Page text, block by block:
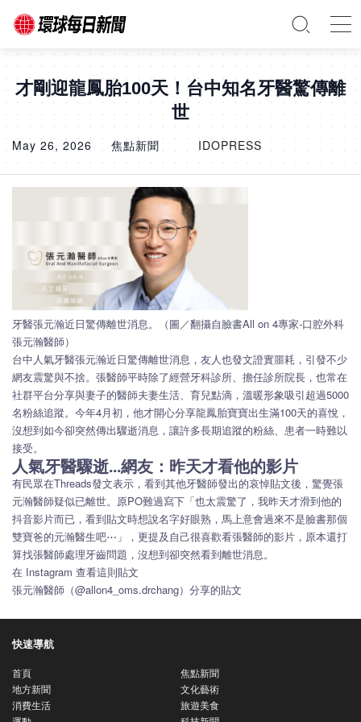
才剛迎龍鳳胎100天！台中知名牙醫驚傳離
世
May 26, 2026 焦點新聞 IDOPRESS
牙醫張元瀚近日驚傳離世消息。（圖／翻攝自臉書All on 4專家-口腔外科
張元瀚醫師）
台中人氣牙醫張元瀚近日驚傳離世消息，友人也發文證實噩耗，引發不少
網友震驚與不捨。張醫師平時除了經營牙科診所、擔任診所院長，也常在
社群平台分享與妻子的醫師夫妻生活、育兒點滴，溫暖形象吸引超過5000
名粉絲追蹤。今年4月初，他才開心分享龍鳳胎寶寶出生滿100天的喜悅，
沒想到如今卻突然傳出驟逝消息，讓許多長期追蹤的粉絲、患者一時難以
接受。
人氣牙醫驟逝...網友：昨天才看他的影片
有民眾在Threads發文表示，看到其他牙醫師發出的哀悼貼文後，驚覺張
元瀚醫師疑似已離世。原PO難過寫下「也太震驚了，我昨天才滑到他的
抖音影片而已，看到貼文時想說名字好眼熟，馬上意會過來不是臉書那個
雙寶爸的元瀚醫生吧⋯」，更提及自己很喜歡看張醫師的影片，原本還打
算找張醫師處理牙齒問題，沒想到卻突然看到離世消息。
在 Instagram 查看這則貼文
張元瀚醫師（@allon4_oms.drchang）分享的貼文
快速導航
首頁
焦點新聞
地方新聞
文化藝術
消費生活
旅遊美食